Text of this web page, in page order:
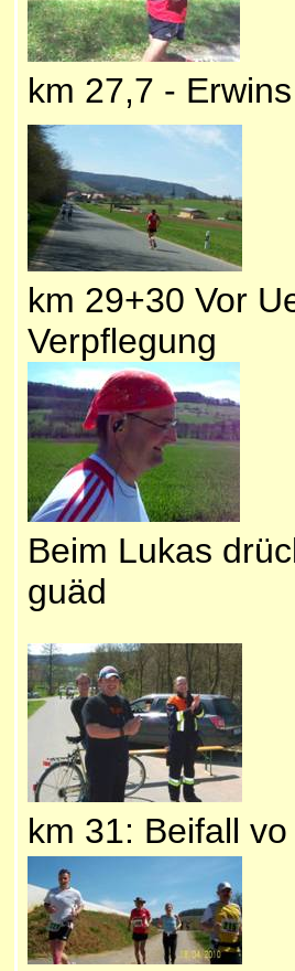
km 27,7 -
km 29+30 Vor
Verpflegung
Beim Lukas
guäd
km 31: Beifall